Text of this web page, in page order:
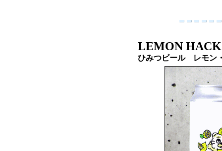
LEMON HACK
ひみつビール レモン